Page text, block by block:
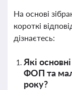
На основі
короткі
дізнаєтесь:
Які
ФОП та
року?